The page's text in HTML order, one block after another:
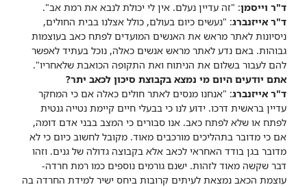
ד"ר וייסמן: "זה עדיין נעלם. אין לי יכולת לנבא את רמת אב".
ד"ר אייזנברג: "נעשים כיום בעולם, כולל אצלנו בבית החולים,
ניסיונות לאתר מראש את האנשים המועדים לפתח כאב בעוצמות
גבוהות. באם נדע לאתר מראש אנשים כאלה, נוכל בעתיד לאפשר
להם לעבור בשלום את הניתוח ואת התקופה הכואבת שלאחריו".
אתם יודעים היום מי נמצא בקבוצת סיכון לכאב יתר?
ד"ר אייזנברג: "אנחנו מנסים לאתר חולים כאלה אם כי המחקר
עדיין בראשית דרכו. ידוע לנו כי בבעלי חיים קיימת נטייה גנטית
לפתח או שלא לפתח כאב. אנו סבורים כי המצב בבני אדם דומה,
אם כי מדובר בתהליכים מורכבים מאוד. מקובל לחשוב כיום כי לא
מדובר בגן בודד האחראי לכאב אלא בקבוצה גדולה של גנים. וזהו
דבר שקשה מאוד לזהות. ישנם גורמים נוספים כמו רמת חרדה-
עוצמת הכאב נמצאת לעיתים קרובות ביחס ישיר למידת החרדה בה